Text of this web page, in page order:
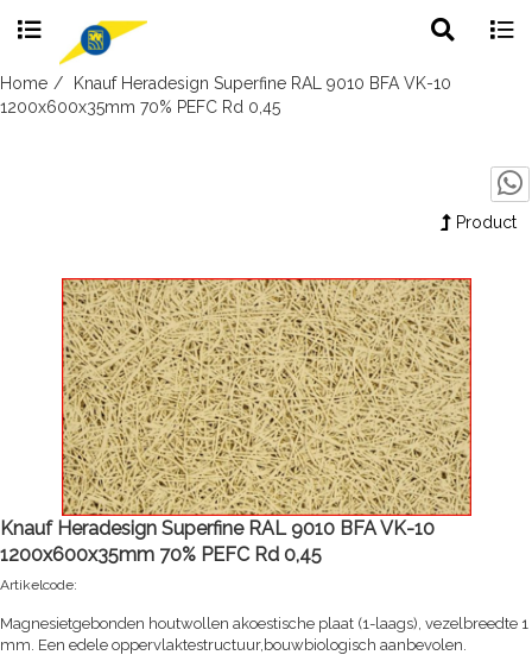
Skip
to
search
Home
Knauf Heradesign Superfine RAL 9010 BFA VK-10
1200x600x35mm 70% PEFC Rd 0,45
Product
Knauf Heradesign Superfine RAL 9010 BFA VK-10
1200x600x35mm 70% PEFC Rd 0,45
Artikelcode:
Magnesietgebonden houtwollen akoestische plaat (1-laags), vezelbreedte 1
mm. Een edele oppervlaktestructuur,bouwbiologisch aanbevolen.